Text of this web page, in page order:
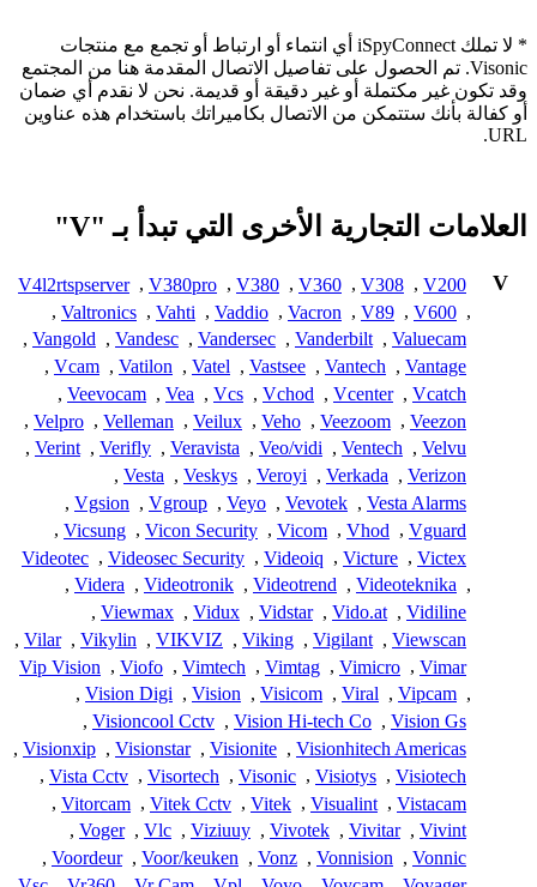
* لا تملك iSpyConnect أي انتماء أو ارتباط أو تجمع مع منتجات
Visonic. تم الحصول على تفاصيل الاتصال المقدمة هنا من المجتمع
وقد تكون غير مكتملة أو غير دقيقة أو قديمة. نحن لا نقدم أي ضمان
أو كفالة بأنك ستتمكن من الاتصال بكاميراتك باستخدام هذه عناوين
URL.
العلامات التجارية الأخرى التي تبدأ بـ "V"
V
V200
,
V308
,
V360
,
V380
,
V380pro
,
V4l2rtspserver
,
V600
,
V89
,
Vacron
,
Vaddio
,
Vahti
,
Valtronics
,
Valuecam
,
Vanderbilt
,
Vandersec
,
Vandesc
,
Vangold
,
Vantage
,
Vantech
,
Vastsee
,
Vatel
,
Vatilon
,
Vcam
,
Vcatch
,
Vcenter
,
Vchod
,
Vcs
,
Vea
,
Veevocam
,
Veezon
,
Veezoom
,
Veho
,
Veilux
,
Velleman
,
Velpro
,
Velvu
,
Ventech
,
Veo/vidi
,
Veravista
,
Verifly
,
Verint
,
Verizon
,
Verkada
,
Veroyi
,
Veskys
,
Vesta
,
Vesta Alarms
,
Vevotek
,
Veyo
,
Vgroup
,
Vgsion
,
Vguard
,
Vhod
,
Vicom
,
Vicon Security
,
Vicsung
,
Victex
,
Victure
,
Videoiq
,
Videosec Security
,
Videotec
,
Videoteknika
,
Videotrend
,
Videotronik
,
Videra
,
Vidiline
,
Vido.at
,
Vidstar
,
Vidux
,
Viewmax
,
Viewscan
,
Vigilant
,
Viking
,
VIKVIZ
,
Vikylin
,
Vilar
,
Vimar
,
Vimicro
,
Vimtag
,
Vimtech
,
Viofo
,
Vip Vision
,
Vipcam
,
Viral
,
Visicom
,
Vision
,
Vision Digi
,
Vision Gs
,
Vision Hi-tech Co
,
Visioncool Cctv
,
Visionhitech Americas
,
Visionite
,
Visionstar
,
Visionxip
,
Visiotech
,
Visiotys
,
Visonic
,
Visortech
,
Vista Cctv
,
Vistacam
,
Visualint
,
Vitek
,
Vitek Cctv
,
Vitorcam
,
Vivint
,
Vivitar
,
Vivotek
,
Viziuuy
,
Vlc
,
Voger
,
Vonnic
,
Vonnision
,
Vonz
,
Voor/keuken
,
Voordeur
,